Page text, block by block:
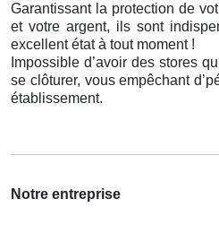
Garantissant la protection de
et votre argent, ils sont
excellent état à tout moment !
Impossible d’avoir des stores
se clôturer, vous empêchant
établissement.
Notre entreprise